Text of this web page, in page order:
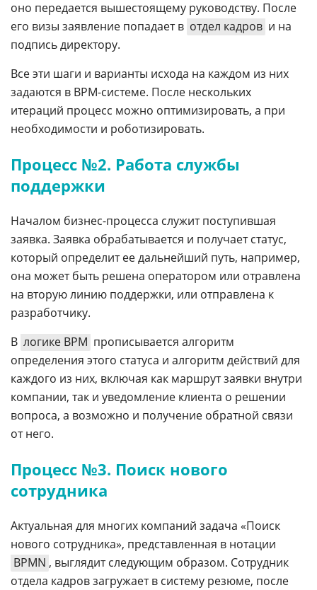
оно передается вышестоящему руководству. После
его визы заявление попадает в отдел кадров и на
подпись директору.
Все эти шаги и варианты исхода на каждом из них
задаются в BPM-системе. После нескольких
итераций процесс можно оптимизировать, а при
необходимости и роботизировать.
Процесс №2. Работа службы
поддержки
Началом бизнес-процесса служит поступившая
заявка. Заявка обрабатывается и получает статус,
который определит ее дальнейший путь, например,
она может быть решена оператором или отравлена
на вторую линию поддержки, или отправлена к
разработчику.
В логике BPM прописывается алгоритм
определения этого статуса и алгоритм действий для
каждого из них, включая как маршрут заявки внутри
компании, так и уведомление клиента о решении
вопроса, а возможно и получение обратной связи
от него.
Процесс №3. Поиск нового
сотрудника
Актуальная для многих компаний задача «Поиск
нового сотрудника», представленная в нотации
BPMN , выглядит следующим образом. Сотрудник
отдела кадров загружает в систему резюме, после